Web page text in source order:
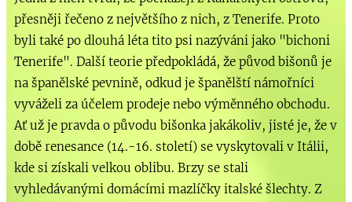
přesněji řečeno z největšího z nich, z Tenerife. Proto
byli také po dlouhá léta tito psi nazýváni jako "bichoni
Tenerife". Další teorie předpokládá, že původ bišonů je
na španělské pevnině, odkud je španělští námořníci
vyváželi za účelem prodeje nebo výměnného obchodu.
Ať už je pravda o původu bišonka jakákoliv, jisté je, že v
době renesance (14.-16. století) se vyskytovali v Itálii,
kde si získali velkou oblibu. Brzy se stali
vyhledávanými domácími mazlíčky italské šlechty. Z